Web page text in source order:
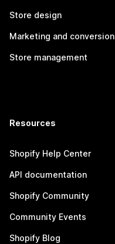
Store design
Marketing and conversion
Store management
Resources
Shopify Help Center
API documentation
Shopify Community
Community Events
Shopify Blog